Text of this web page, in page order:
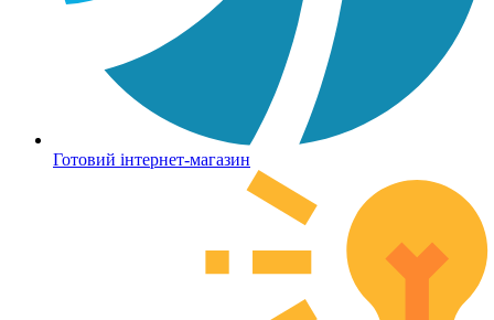
Готовий інтернет-магазин